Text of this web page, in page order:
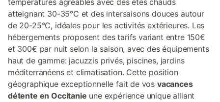
températures agréables avec des étés chauds
atteignant 30-35°C et des intersaisons douces autour
de 20-25°C, idéales pour les activités extérieures. Les
hébergements proposent des tarifs variant entre 150€
et 300€ par nuit selon la saison, avec des équipements
haut de gamme: jacuzzis privés, piscines, jardins
méditerranéens et climatisation. Cette position
géographique exceptionnelle fait de vos vacances
détente en Occitanie une expérience unique alliant